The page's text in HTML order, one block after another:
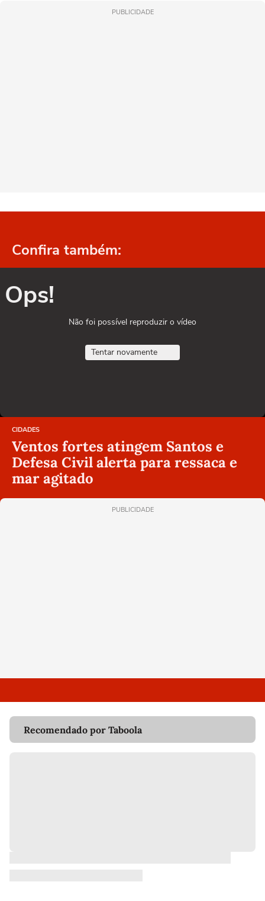
PUBLICIDADE
Confira também:
Ops!
Não foi possível reproduzir o vídeo
Tentar novamente
CIDADES
Ventos fortes atingem Santos e
Defesa Civil alerta para ressaca e
mar agitado
PUBLICIDADE
Recomendado por Taboola